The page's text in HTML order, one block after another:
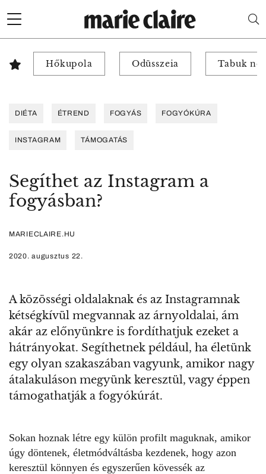
Hőkupola Odüsszeia Tabuk
DIÉTA ÉTREND FOGYÁS FOGYÓKÚRA
INSTAGRAM TÁMOGATÁS
Segíthet az Instagram a
fogyásban?
MARIECLAIRE.HU
2020. augusztus 22.
A közösségi oldalaknak és az Instagramnak
kétségkívül megvannak az árnyoldalai, ám
akár az előnyünkre is fordíthatjuk ezeket a
hátrányokat. Segíthetnek például, ha életünk
egy olyan szakaszában vagyunk, amikor nagy
átalakuláson megyünk keresztül, vagy éppen
támogathatják a fogyókúrát.
Sokan hoznak létre egy külön profilt maguknak, amikor
úgy döntenek, életmódváltásba kezdenek, hogy azon
keresztül könnyen és egyszerűen kövessék az